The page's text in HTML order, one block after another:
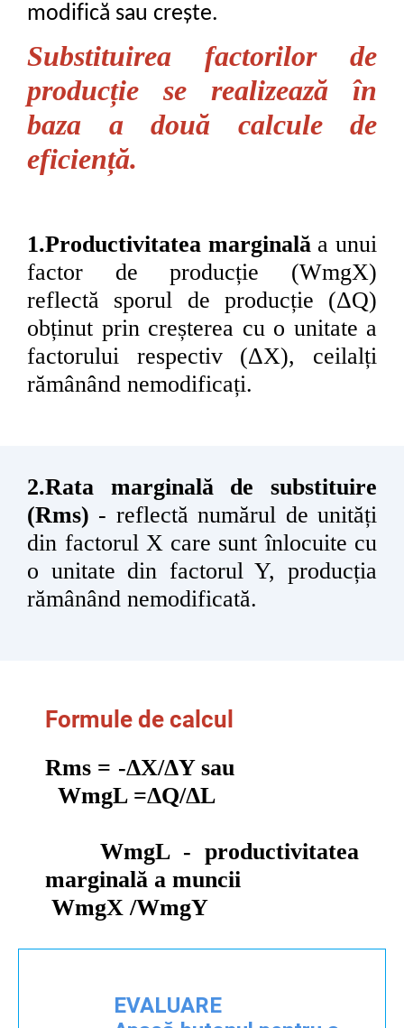
modifică sau crește.
Substituirea factorilor de
producție se realizează în
baza a două calcule de
eficiență.
1.Productivitatea marginală a unui
factor deproducție (WmgX)
reflectă sporul de producție (ΔQ)
obținut prin creșterea cu o unitate a
factorului respectiv (ΔX), ceilalți
rămânând nemodificați.
2.Rata marginală de substituire
(Rms) - reflectă numărul deunități
din factorul X care sunt înlocuite cu
o unitate din factorulY, producția
rămânând nemodificată.
Formule de calcul
Rms = -ΔX/ΔYsau
WmgL =ΔQ/ΔL
WmgL - productivitatea
marginală a muncii
WmgX /WmgY
EVALUARE